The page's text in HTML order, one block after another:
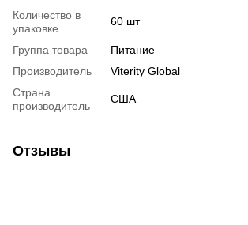
Количество в
упаковке
60 шт
Группа товара
Питание
Производитель
Viterity Global
Страна
производитель
США
Отзывы